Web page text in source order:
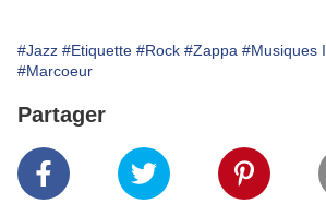
#Jazz #Etiquette #Rock #Zappa #Musiques
#Marcoeur
Partager